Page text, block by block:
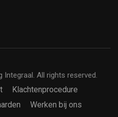
All rights reserved.
Klachtenprocedure
Werken bij ons